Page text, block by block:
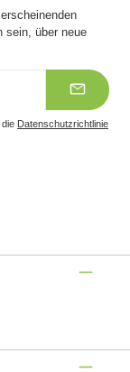
sein, über neue
Datenschutzrichtlinie